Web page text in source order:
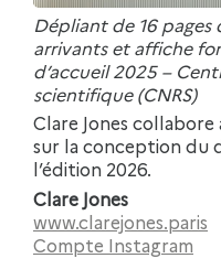
Dépliant de 16 pages
arrivants et affiche
d’accueil 2025 –
scientifique (CNRS)
Clare Jones
sur la conception du
l’édition 2026.
Clare Jones
www.clarejones.paris
Compte Instagram